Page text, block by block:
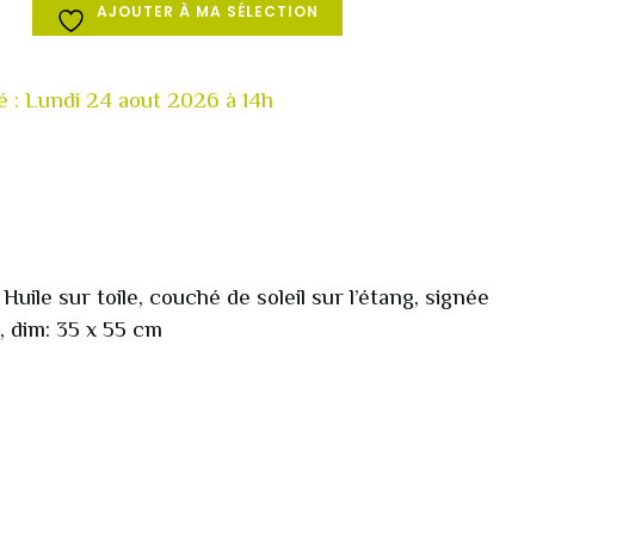
AJOUTER À MA SÉLECTION
sur toile, couché de soleil sur l’étang, signée
dim: 35 x 55 cm